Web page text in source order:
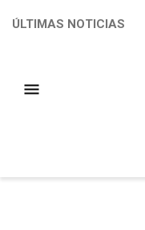
ÚLTIMAS NOTICIAS